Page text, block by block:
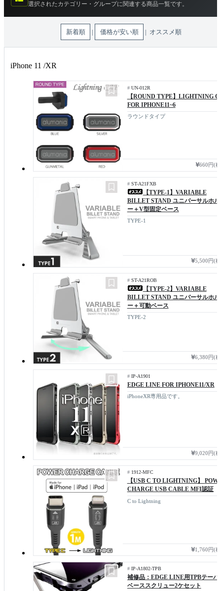
選択されたカテゴリー・グループに関連する商品一覧です。
新着順 | 価格が安い順 | オススメ順
iPhone 11 /XR
# UN-012R
【ROUND TYPE】LIGHTNING
FOR IPHONE11~6
ラウンドタイプ
660円(
# ST-A21FXB
【TYPE-1】VARIABLE
BILLET STAND ユニバーサルホル
ー＋V型固定ベース
TYPE-1
5,500円(
# ST-A21ROB
【TYPE-2】VARIABLE
BILLET STAND ユニバーサルホル
ー＋可動ベース
TYPE-2
6,380円(
# IP-A1901
EDGE LINE FOR IPHONE11/XR
iPhoneXR専用品です。
9,020円(
# 1912-MFC
【USB C TO LIGHTNING】
CHARGE USB CABLE MFI認証
C to Lightning
1,760円(
# IP-A1802-TPB
補修品：EDGE LINE用TPBテーパ
ベーススクリュー2ケセット